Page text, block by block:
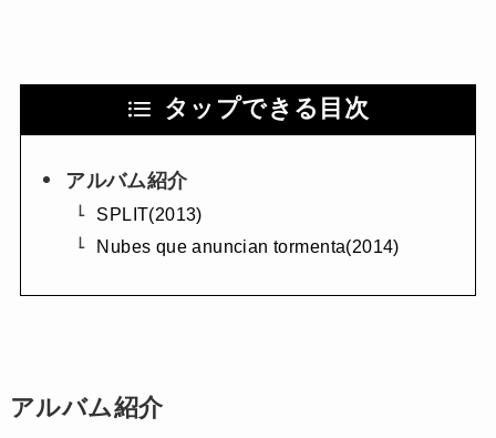
タップできる目次
アルバム紹介
SPLIT(2013)
Nubes que anuncian tormenta(2014)
アルバム紹介